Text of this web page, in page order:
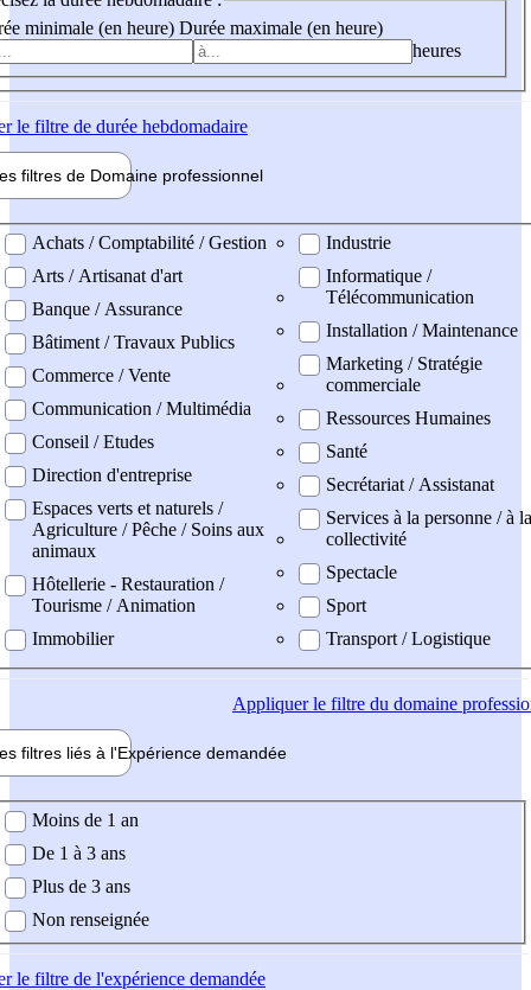
minimale (en heure) Durée maximale (en heure)
heures
le filtre de durée hebdomadaire
filtres de Domaine professionnel
professionel
Achats / Comptabilité / Gestion
Arts / Artisanat d'art
Banque / Assurance
Bâtiment / Travaux Publics
Commerce / Vente
Communication / Multimédia
Conseil / Etudes
Direction d'entreprise
Espaces verts et naturels /
Agriculture / Pêche / Soins aux
animaux
Hôtellerie - Restauration /
Tourisme / Animation
Immobilier
Industrie
Informatique /
Télécommunication
Installation / Maintenance
Marketing / Stratégie
commerciale
Ressources Humaines
Santé
Secrétariat / Assistanat
Services à la personne / à la
collectivité
Spectacle
Sport
Transport / Logistique
Appliquerle filtre du domaine
filtres liés à l'Expérience demandée
demandée
Moins de 1 an
De 1 à 3 ans
Plus de 3 ans
Non renseignée
le filtre de l'expérience demandée